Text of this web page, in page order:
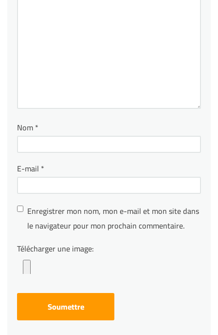
Nom*
E-mail *
Enregistrer mon nom, mon e-mail et mon site dans
le navigateur pour mon prochain commentaire.
Télécharger une image: